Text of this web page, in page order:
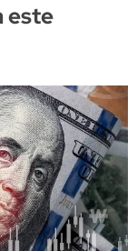
este